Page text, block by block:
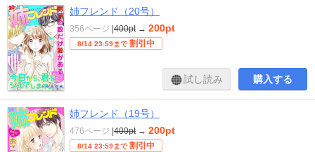
姉フレンド（20号）
356ページ |400pt → 200pt
8/14 23:59まで 割引中
試し読み 購入する
姉フレンド（19号）
476ページ |400pt → 200pt
8/14 23:59まで 割引中